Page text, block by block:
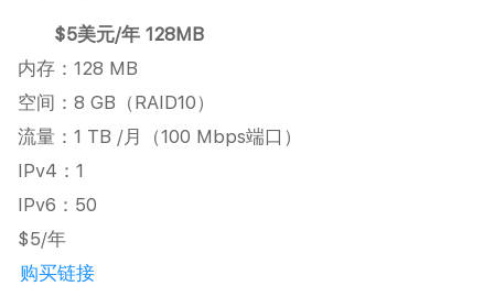
$5美元/年 128MB
内存：128 MB
空间：8 GB（RAID10）
流量：1 TB /月（100 Mbps端口）
IPv4：1
IPv6：50
$5/年
购买链接